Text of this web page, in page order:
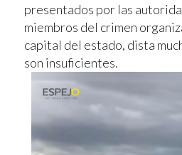
presentados por las
miembros del crimen
capital del estado, dista
son insuficientes.